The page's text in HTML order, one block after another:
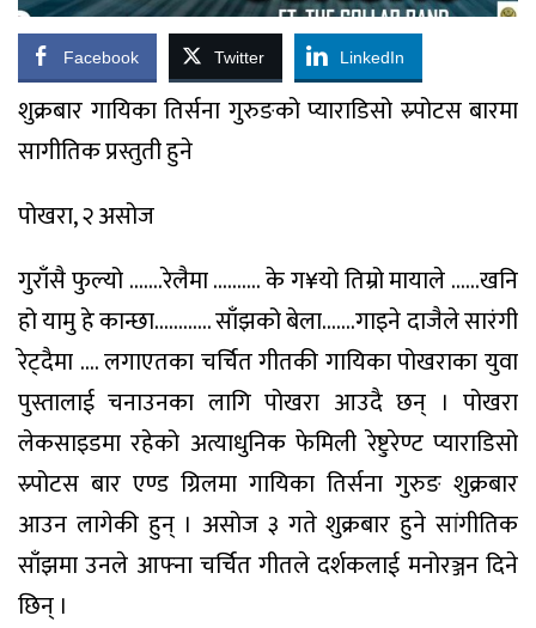
Facebook Twitter LinkedIn
शुक्रबार गायिका तिर्सना गुरुङको प्याराडिसो स्र्पोटस बारमा
सागीतिक प्रस्तुती हुने
पोखरा, २ असोज
गुराँसै फुल्यो …….रेलैमा ………. के ग¥यो तिम्रो मायाले ……खनि
हो यामु हे कान्छा………… साँझको बेला…….गाइने दाजैले सारंगी
रेट्दैमा …. लगाएतका चर्चित गीतकी गायिका पोखराका युवा
पुस्तालाई चनाउनका लागि पोखरा आउदै छन् । पोखरा
लेकसाइडमा रहेको अत्याधुनिक फेमिली रेष्टुरेण्ट प्याराडिसो
स्र्पोटस बार एण्ड ग्रिलमा गायिका तिर्सना गुरुङ शुक्रबार
आउन लागेकी हुन् । असोज ३ गते शुक्रबार हुने सांगीतिक
साँझमा उनले आफ्ना चर्चित गीतले दर्शकलाई मनोरञ्जन दिने
छिन् ।